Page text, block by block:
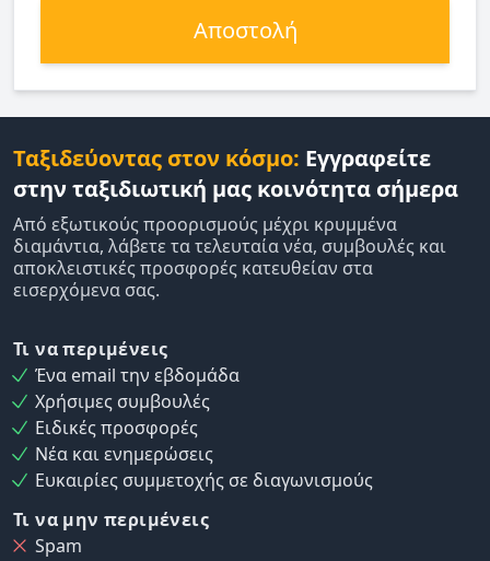
Αποστολή
Ταξιδεύοντας στον κόσμο: Εγγραφείτε
στην ταξιδιωτική μας κοινότητα σήμερα
Από εξωτικούς προορισμούς μέχρι κρυμμένα
διαμάντια, λάβετε τα τελευταία νέα, συμβουλές και
αποκλειστικές προσφορές κατευθείαν στα
εισερχόμενα σας.
Τι να περιμένεις
Ένα email την εβδομάδα
Χρήσιμες συμβουλές
Ειδικές προσφορές
Νέα και ενημερώσεις
Ευκαιρίες συμμετοχής σε διαγωνισμούς
Τι να μην περιμένεις
Spam